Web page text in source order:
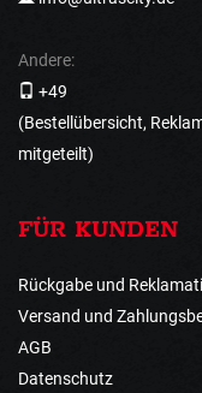
Andere:
+49
(Bestellübersicht,
mitgeteilt)
FÜR KUNDEN
Rückgabe und
Versand und
AGB
Datenschutz